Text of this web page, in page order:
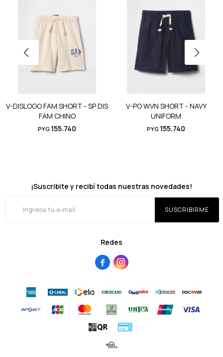
V-DISLOGO FAM SHORT - SP DIS
FAM CHINO
PYG 155.740
V-PO WVN SHORT - NAVY
UNIFORM
PYG 155.740
Redes
 
¡Suscribite y recibí todas nuestras novedades!
SUSCRIBIRME